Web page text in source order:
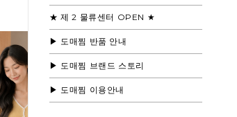
★ 제 2 물류센터 OPEN ★
▶ 도매찜 반품 안내
▶ 도매찜 브랜드 스토리
▶ 도매찜 이용안내